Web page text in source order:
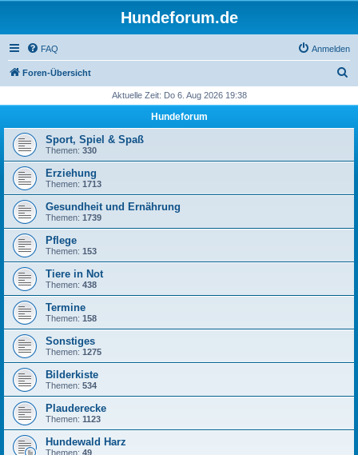
Hundeforum.de
FAQ Anmelden
Foren-Übersicht
h
Aktuelle Zeit: Do 6. Aug 2026 19:38
Hundeforum
Sport, Spiel & Spaß
Themen: 330
Erziehung
Themen: 1713
Gesundheit und Ernährung
Themen: 1739
Pflege
Themen: 153
Tiere in Not
Themen: 438
Termine
Themen: 158
Sonstiges
Themen: 1275
Bilderkiste
Themen: 534
Plauderecke
Themen: 1123
Hundewald Harz
Themen: 49